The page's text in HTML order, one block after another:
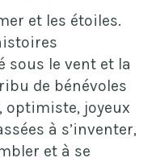
et les étoiles.
sous le vent et la
de bénévoles
optimiste, joyeux
à s’inventer,
et à se